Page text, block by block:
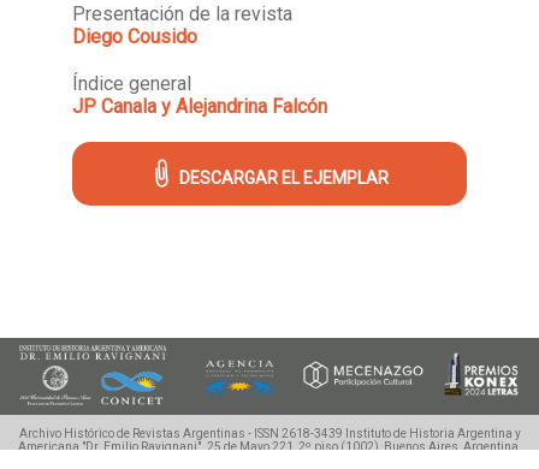
Presentación de la revista
Diego Cousido
Índice general
JP Canala y Alejandrina Falcón
DESCARGAR EL EJEMPLAR
Archivo Histórico de Revistas Argentinas - ISSN 2618-3439
Instituto de Historia Argentina y
Americana "Dr. Emilio Ravignani".25 de Mayo 221, 2º piso (1002), Buenos Aires, Argentina.